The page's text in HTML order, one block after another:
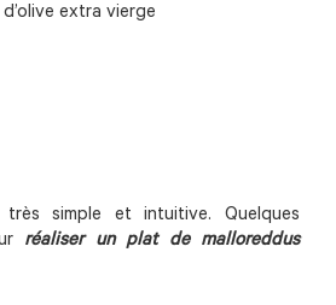
extra vierge
simple et intuitive. Quelques
réaliser un plat de malloreddus